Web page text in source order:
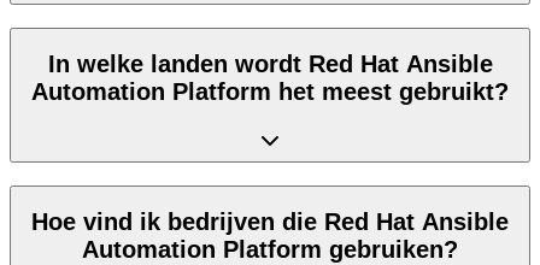
In welke landen wordt Red Hat Ansible
Automation Platform het meest gebruikt?
Hoe vind ik bedrijven die Red Hat Ansible
Automation Platform gebruiken?